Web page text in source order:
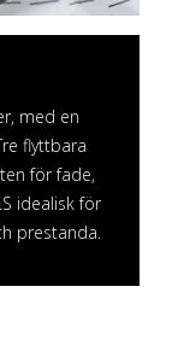
med en
flyttbara
för fade,
idealisk för
prestanda.